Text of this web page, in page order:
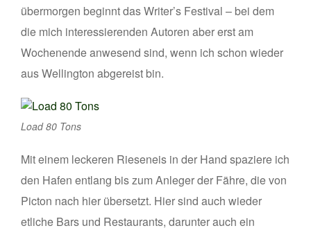
übermorgen beginnt das Writer’s Festival – bei dem
die mich interessierenden Autoren aber erst am
Wochenende anwesend sind, wenn ich schon wieder
aus Wellington abgereist bin.
Load 80 Tons
Mit einem leckeren Rieseneis in der Hand spaziere ich
den Hafen entlang bis zum Anleger der Fähre, die von
Picton nach hier übersetzt. Hier sind auch wieder
etliche Bars und Restaurants, darunter auch ein